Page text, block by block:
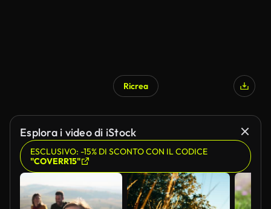
Ricrea
Esplora i video di iStock
ESCLUSIVO: -15% DI SCONTO CON IL CODICE
"COVERR15"